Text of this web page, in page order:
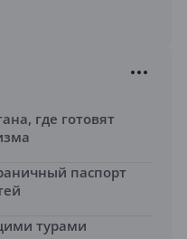
где готовят
паспорт
турами